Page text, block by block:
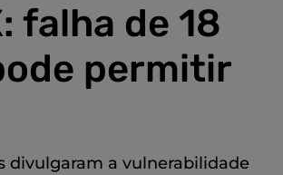
falha de 18
permitir
divulgaram a vulnerabilidade